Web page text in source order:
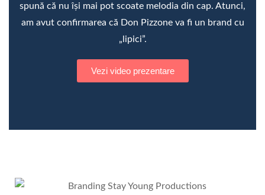
spună că nu își mai pot scoate melodia din cap. Atunci,
am avut confirmarea că Don Pizzone va fi un brand cu
„lipici”.
Vezi video prezentare